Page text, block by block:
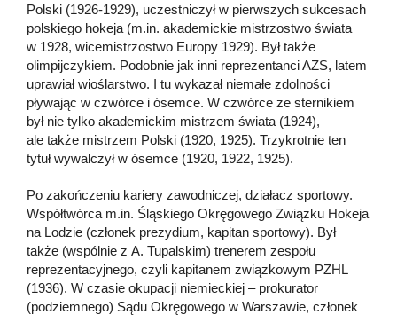
Polski (1926-1929), uczestniczył w pierwszych sukcesach
polskiego hokeja (m.in. akademickie mistrzostwo świata
w 1928, wicemistrzostwo Europy 1929). Był także
olimpijczykiem. Podobnie jak inni reprezentanci AZS, latem
uprawiał wioślarstwo. I tu wykazał niemałe zdolności
pływając w czwórce i ósemce. W czwórce ze sternikiem
był nie tylko akademickim mistrzem świata (1924),
ale także mistrzem Polski (1920, 1925). Trzykrotnie ten
tytuł wywalczył w ósemce (1920, 1922, 1925).
Po zakończeniu kariery zawodniczej, działacz sportowy.
Współtwórca m.in. Śląskiego Okręgowego Związku Hokeja
na Lodzie (członek prezydium, kapitan sportowy). Był
także (wspólnie z A. Tupalskim) trenerem zespołu
reprezentacyjnego, czyli kapitanem związkowym PZHL
(1936). W czasie okupacji niemieckiej – prokurator
(podziemnego) Sądu Okręgowego w Warszawie, członek